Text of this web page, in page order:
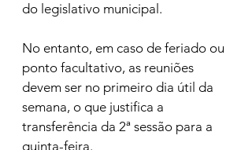
do legislativo municipal.
No entanto, em caso de feriado ou
ponto facultativo, as reuniões
devem ser no primeiro dia útil da
semana, o que justifica a
transferência da 2ª sessão para a
quinta-feira.